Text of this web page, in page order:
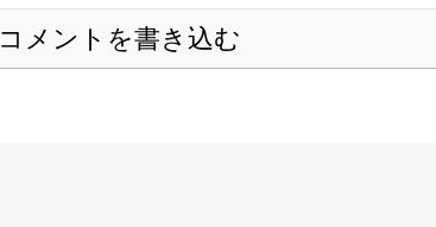
コメントを書き込む